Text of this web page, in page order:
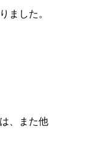
ました。
、また他